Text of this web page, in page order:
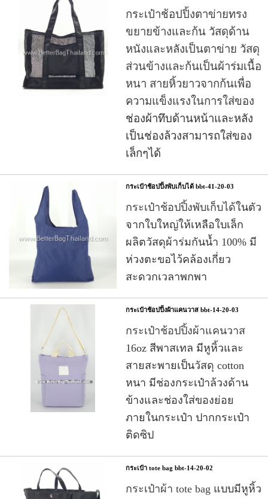
กระเป๋าช้อปปิ้งตาข่ายทรง
ขยายข้างและก้น วัสดุด้าน
หนังและหลังเป็นตาข่าย วัสดุ
ส่วนข้างและก้นเป็นผ้าร่มเนื้อ
หนา สายหิ้วยาวจากก้นเพื่อ
ความแข็งแรงในการใส่ของ
ช่องผ้าทึบด้านหน้าและหลัง
เป็นช่องล้วงสามารถใส่ของ
เล็กๆได้
กระเป๋าช้อปปิ้งพับเก็บได้ bbt-41-20-03
กระเป๋าช้อปปิ้งพับเก็บได้ในตัว
จากใบใหญ่ให้เหลือใบเล็ก
ผลิตวัสดุผ้าร่มกันน้ำ 100% มี
ห่วงตะขอไว้คล้องเกี่ยว
สะดวกเวลาพกพา
กระเป๋าช้อปปิ้งผ้าแคนวาส bbt-14-20-03
กระเป๋าช้อปปิ้งผ้าแคนวาส
16oz สีพาสเทล มีหูหิ้วและ
สายสะพายเป็นวัสดุ cotton
หนา มีช่องกระเป๋าล้วงด้าน
ข้างและช่องใส่ของย่อย
ภายในกระเป๋า ปากกระเป๋า
ติดซิป
กระเป๋า tote bag bbt-14-20-02
กระเป๋าผ้า tote bag แบบมีหูหิ้ว